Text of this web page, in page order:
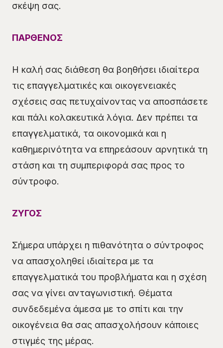
σκέψη σας.
ΠΑΡΘΕΝΟΣ
Η καλή σας διάθεση θα βοηθήσει ιδιαίτερα
τις επαγγελματικές και οικογενειακές
σχέσεις σας πετυχαίνοντας να αποσπάσετε
και πάλι κολακευτικά λόγια. Δεν πρέπει τα
επαγγελματικά, τα οικονομικά και η
καθημερινότητα να επηρεάσουν αρνητικά τη
στάση και τη συμπεριφορά σας προς το
σύντροφο.
ΖΥΓΟΣ
Σήμερα υπάρχει η πιθανότητα ο σύντροφος
να απασχοληθεί ιδιαίτερα με τα
επαγγελματικά του προβλήματα και η σχέση
σας να γίνει ανταγωνιστική. Θέματα
συνδεδεμένα άμεσα με το σπίτι και την
οικογένεια θα σας απασχολήσουν κάποιες
στιγμές της μέρας.